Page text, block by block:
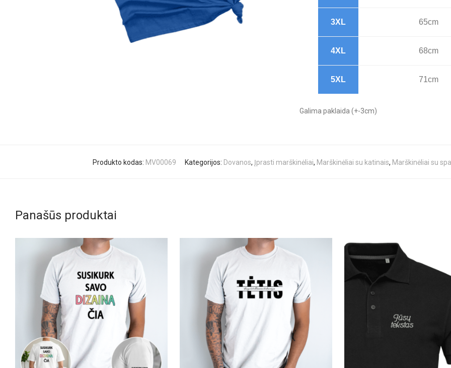
3XL 65cm
4XL 68cm
5XL 71cm
Galima paklaida (+-3cm)
Produkto kodas: MV00069 Kategorijos: Dovanos, Įprasti marškinėliai, Marškinėliai su katinais, Marškinėliai su
Panašūs produktai